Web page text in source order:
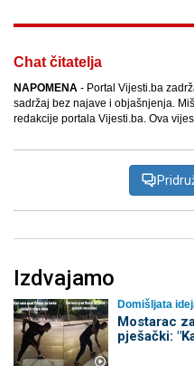
Chat čitatelja
NAPOMENA - Portal Vijesti.ba
sadržaj bez najave i objašnjenja.
redakcije portala Vijesti.ba. Ova
Izdvajamo
Domišljata
Mostarac
pješački: